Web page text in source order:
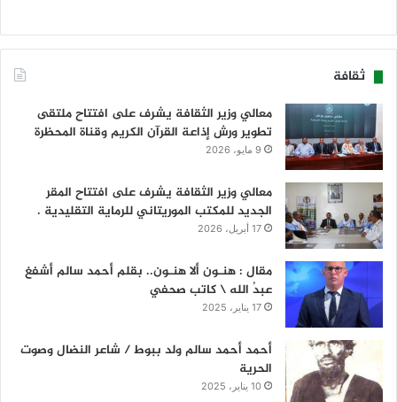
ثقافة
معالي وزير الثقافة يشرف على افتتاح ملتقى
تطوير ورش إذاعة القرآن الكريم وقناة المحظرة
9 مايو، 2026
معالي وزير الثقافة يشرف على افتتاح المقر
الجديد للمكتب الموريتاني للرماية التقليدية .
17 أبريل، 2026
مقال : هنـون ألا هنـون.. بقلم أحمد سالم أشفغ
عبدُ الله \ كاتب صحفي
17 يناير، 2025
أحمد أحمد سالم ولد ببوط / شاعر النضال وصوت
الحرية
10 يناير، 2025